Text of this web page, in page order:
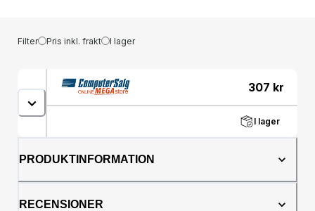
Filter Pris inkl. frakt I lager
307 kr
I lager
PRODUKTINFORMATION
RECENSIONER